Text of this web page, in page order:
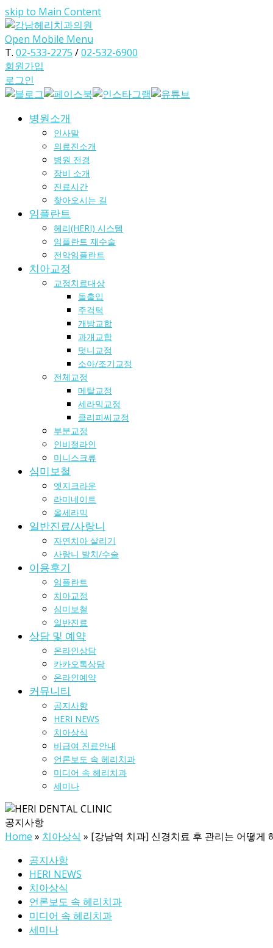
skip to Main Content
Open Mobile Menu
T. 02-533-2275 /02-532-6900
회원가입
로그인
병원소개
인사말
의료진소개
병원 전경
장비 소개
진료시간
찾아오시는 길
임플란트
헤리(HERI) 시스템
임플란트 재수술
전악임플란트
치아교정
교정치료대상
돌출입
주걱턱
개방교합
과개교합
덧니교정
소아/조기교정
전체교정
메탈교정
세라믹교정
클리피씨교정
부분교정
인비절라인
미니스크류
심미보철
엣지크라운
라미네이트
올세라믹
일반진료/사랑니
자연치아 살리기
사랑니 발치/수술
이용후기
임플란트
치아교정
심미보철
일반진료
상담 및 예약
온라인상담
카카오톡상담
온라인예약
커뮤니티
공지사항
HERI NEWS
치아상식
비급여 진료안내
언론보도 속 헤리치과
미디어 속 헤리치과
세미나
공지사항
Home » 치아상식 » [강남역 치과] 신경치료 후 관리는 어떻게
공지사항
HERI NEWS
치아상식
언론보도 속 헤리치과
미디어 속 헤리치과
세미나